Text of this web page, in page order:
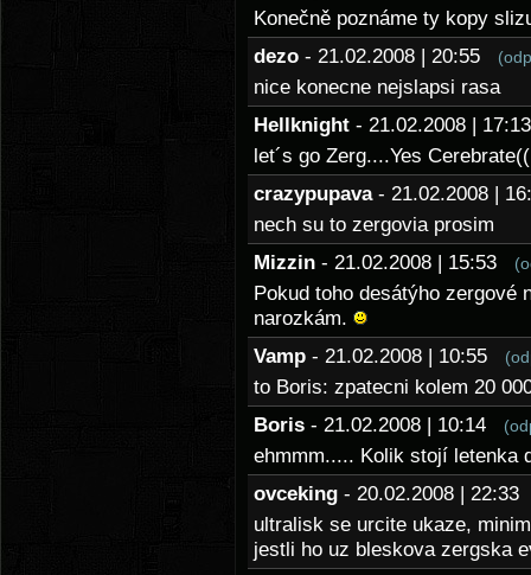
Konečně poznáme ty kopy
dezo - 21.02.2008 | 20:55
nice konecne nejslapsi rasa
Hellknight - 21.02.2008 |
let´s go Zerg....Yes
crazypupava - 21.02.2008 |
nech su to zergovia prosim
Mizzin - 21.02.2008 | 15:53
Pokud toho desátýho zergové
narozkám.
Vamp - 21.02.2008 | 10:55
to Boris: zpatecni kolem 20
Boris - 21.02.2008 | 10:14
ehmmm..... Kolik stojí letenka
ovceking - 20.02.2008 |
ultralisk se urcite ukaze,
jestli ho uz bleskova zergska